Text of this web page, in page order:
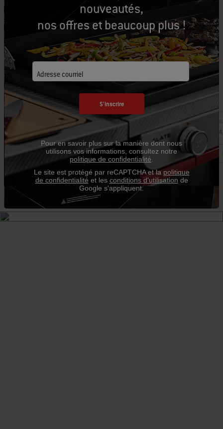
Numéro de pièce: 7148
Housse de barbecue Premium
49,99 $ CA
nouveautés,
nos offres et beaucoup plus !
Adresse courriel
S'inscrire
Pour en savoir plus sur la manière dont nous
utilisons vos informations, consultez notre
politique de confidentialité
Le site est protégé par reCAPTCHA et la politique
de confidentialité et les conditions d'utilisation de
Google s'appliquent.